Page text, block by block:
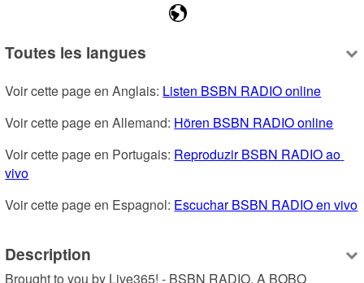
Toutes les langues
Voir cette page en Anglais: Listen BSBN RADIO online
Voir cette page en Allemand: Hören BSBN RADIO online
Voir cette page en Portugais: Reproduzir BSBN RADIO ao
vivo
Voir cette page en Espagnol: Escuchar BSBN RADIO en vivo
Description
Brought to you by Live365! - BSBN RADIO, A BOBO